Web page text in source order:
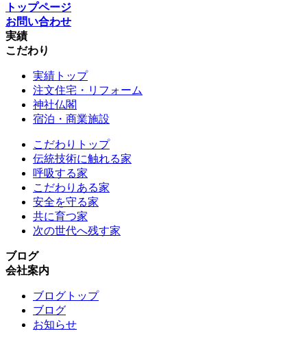
トップページ
お問い合わせ
実績
こだわり
実績トップ
注文住宅・リフォーム
神社仏閣
宿泊・商業施設
こだわりトップ
伝統技術に触れる家
呼吸する家
こだわりある家
安全を守る家
共に育つ家
次の世代へ残す家
ブログ
会社案内
ブログトップ
ブログ
お知らせ